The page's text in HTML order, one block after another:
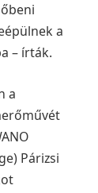
a
– írták.
a
Párizsi